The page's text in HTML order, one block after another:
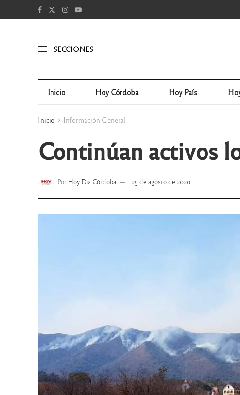
SECCIONES
Inicio Hoy Córdoba Hoy País
Inicio Información General
Continúan activos
Por Hoy Dia Córdoba 25 de agosto de 2020